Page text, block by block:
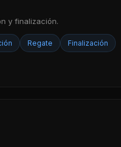
y finalización.
Regate Finalización